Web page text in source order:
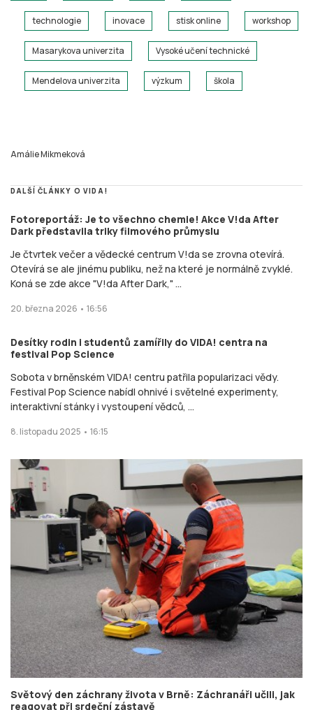
technologie inovace stisk online workshop
Masarykova univerzita Vysoké učení technické
Mendelova univerzita výzkum škola
Amálie Mikmeková
DALŠÍ ČLÁNKY O VIDA!
Fotoreportáž: Je to všechno chemie! Akce V!da After
Dark představila triky filmového průmyslu
Je čtvrtek večer a vědecké centrum V!da se zrovna otevírá.
Otevírá se ale jinému publiku, než na které je normálně zvyklé.
Koná se zde akce "V!da After Dark," ...
20. března 2026 • 16:56
Desítky rodin i studentů zamířily do VIDA! centra na
festival Pop Science
Sobota v brněnském VIDA! centru patřila popularizaci vědy.
Festival Pop Science nabídl ohnivé i světelné experimenty,
interaktivní stánky i vystoupení vědců, ...
8. listopadu 2025 • 16:15
Světový den záchrany života v Brně: Záchranáři učili, jak
reagovat při srdeční zástavě